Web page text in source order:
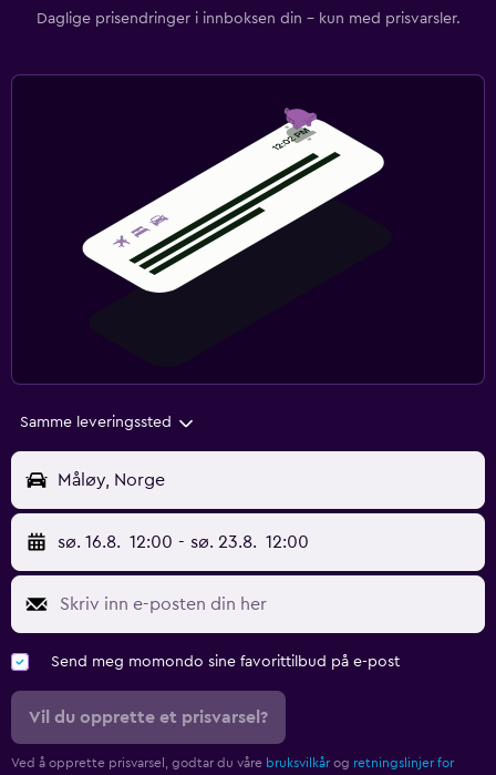
Daglige prisendringer i innboksen din – kun med prisvarsler.
Samme leveringssted
Måløy, Norge
sø. 16.8. 12:00 - sø. 23.8. 12:00
Send meg momondo sine favorittilbud på e-post
Vil du opprette et prisvarsel?
Ved å opprette prisvarsel, godtar du våre bruksvilkår og retningslinjer for